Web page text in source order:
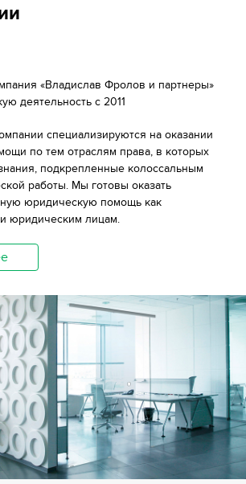
«Владислав Фролов и партнеры»
деятельность с 2011
специализируются на оказании
по тем отраслям права, в которых
подкрепленные колоссальным
работы. Мы готовы оказать
юридическую помощь как
юридическим лицам.